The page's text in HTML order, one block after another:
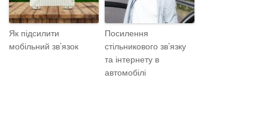
Як підсилити
мобільний зв’язок
Посилення
стільникового зв’язку
та інтернету в
автомобілі